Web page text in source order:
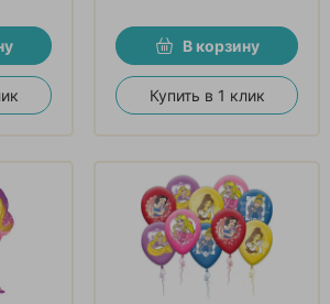
В корзину
Купить в 1 клик